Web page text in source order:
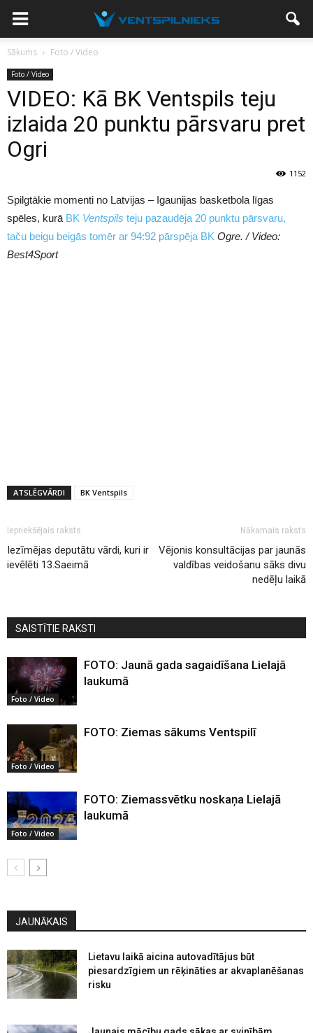
Sākums Foto / Video
Foto / Video
VIDEO: Kā BK Ventspils teju
izlaida 20 punktu pārsvaru pret
Ogri
1152
Spilgtākie momenti no Latvijas – Igaunijas basketbola līgas
spēles, kurā BK Ventspils teju pazaudēja 20 punktu pārsvaru,
taču beigu beigās tomēr ar 94:92 pārspēja BK Ogre. / Video:
Best4Sport
ATSLĒGVĀRDI BK Ventspils
Iepriekšējais raksts
Iezīmējas deputātu vārdi, kuri ir
ievēlēti 13.Saeimā
Nākamais raksts
Vējonis konsultācijas par jaunās
valdības veidošanu sāks divu
nedēļu laikā
SAISTĪTIE RAKSTI
Foto / Video
FOTO: Jaunā gada sagaidīšana Lielajā
laukumā
Foto / Video
FOTO: Ziemas sākums Ventspilī
Foto / Video
FOTO: Ziemassvētku noskaņa Lielajā
laukumā
JAUNĀKAIS
Lietavu laikā aicina autovadītājus būt
piesardzīgiem un rēķināties ar akvaplanēšanas
risku